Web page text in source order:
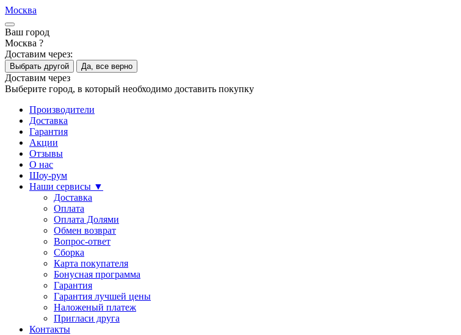
Москва
Ваш город
Москва ?
Доставим через:
Выбрать другой Да, все верно
Доставим через
Выберите город, в который необходимо доставить покупку
Производители
Доставка
Гарантия
Акции
Отзывы
О нас
Шоу-рум
Наши сервисы ▼
Доставка
Оплата
Оплата Долями
Обмен возврат
Вопрос-ответ
Сборка
Карта покупателя
Бонусная программа
Гарантия
Гарантия лучшей цены
Наложеный платеж
Пригласи друга
Контакты